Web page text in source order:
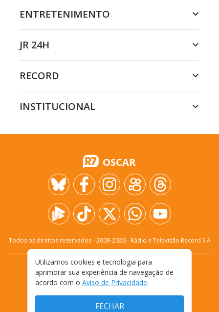
ENTRETENIMENTO
JR 24H
RECORD
INSTITUCIONAL
OSCAR
Todos os direitos reservados - 2009-2026- Rádio e Televisão Record S.A
FALE CONOSCO
PRIVACIDADE
TERMOS E CONDIÇÕES DE USO
Utilizamos cookies e tecnologia para
aprimorar sua experiência de navegação de
acordo com o Aviso de Privacidade.
FECHAR